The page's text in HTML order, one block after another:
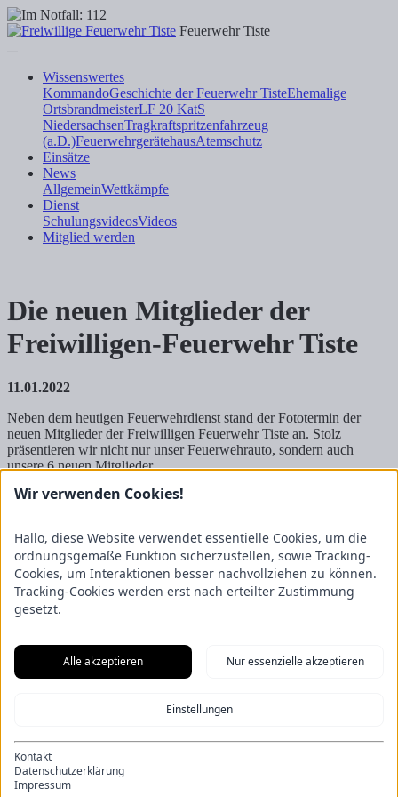
Feuerwehr Tiste
Wissenswertes
KommandoGeschichte der Feuerwehr TisteEhemalige
OrtsbrandmeisterLF 20 KatS
NiedersachsenTragkraftspritzenfahrzeug
(a.D.)FeuerwehrgerätehausAtemschutz
Einsätze
News
AllgemeinWettkämpfe
Dienst
SchulungsvideosVideos
Mitglied werden
Die neuen Mitglieder der
Freiwilligen-Feuerwehr Tiste
11.01.2022
Neben dem heutigen Feuerwehrdienst stand der Fototermin der
neuen Mitglieder der Freiwilligen Feuerwehr Tiste an. Stolz
präsentieren wir nicht nur unser Feuerwehrauto, sondern auch
unsere 6 neuen Mitglieder.
Auch der weitere Dienst wurde dann durch Fotosessions bereichert.
Solltet auch Ihr Interesse haben, der Feuerwehr beizutreten
oder einfach ein paar Informationen über die Feuerwehr haben
wollen, dann meldet euch doch gerne.
Bäume auf der Hauptstraße
Freiwillige Feuerwehr Tiste
27419 Tiste
Vertreten durch den Ortsbrandmeister Matthias Reith
Stellvertretender Ortsbrandmeister Luca Schmellekamp
Datenschutzerklärung
Soziale Netzwerke
Instagram facebook
Wir verwenden Cookies!
Hallo, diese Website verwendet essentielle Cookies, um die
ordnungsgemäße Funktion sicherzustellen, sowie Tracking-
Cookies, um Interaktionen besser nachvollziehen zu können.
Tracking-Cookies werden erst nach erteilter Zustimmung
gesetzt.
Alle akzeptieren Nur essenzielle akzeptieren
Einstellungen
Kontakt
Datenschutzerklärung
Impressum